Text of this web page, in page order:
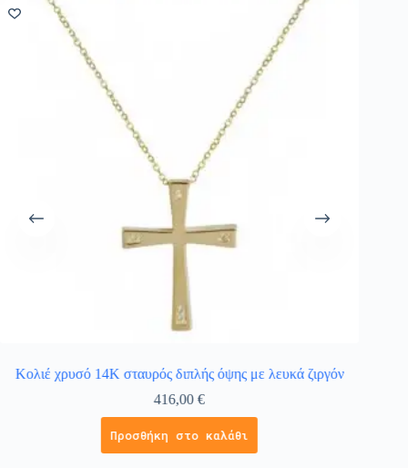
Κολιέ χρυσό 14Κ σταυρός διπλής όψης με λευκά ζιργόν
416,00€
Προσθήκη στο καλάθι